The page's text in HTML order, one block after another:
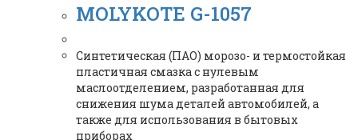
MOLYKOTE G-1057
Синтетическая (ПАО) морозо- и термостойкая
пластичная смазка с нулевым
маслоотделением, разработанная для
снижения шума деталей автомобилей, а
также для использования в бытовых
приборах